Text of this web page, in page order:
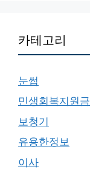
카테고리
눈썹
민생회복지원금
보청기
유용한정보
이사